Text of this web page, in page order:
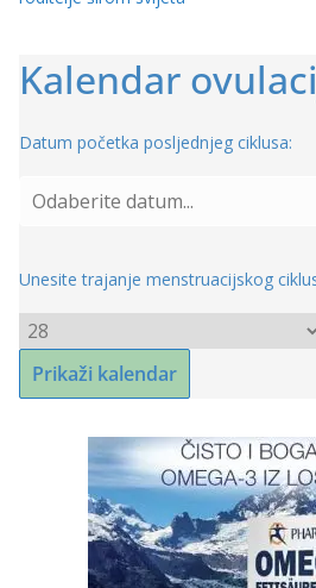
Kalendar
Datum početka posljednjeg ciklusa:
Unesite trajanje menstruacijskog